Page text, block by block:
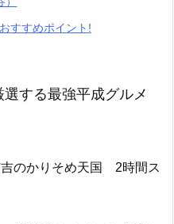
すすめポイント!
する最強平成グルメ
のかりそめ天国 2時間ス